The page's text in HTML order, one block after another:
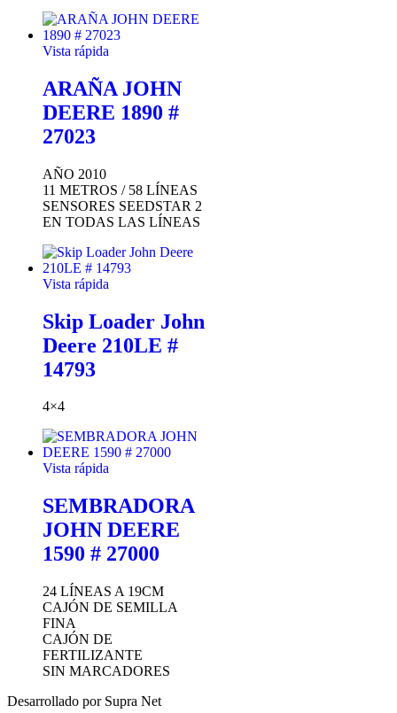
Vista rápida
ARAÑA JOHN
DEERE 1890 #
27023
AÑO 2010
11 METROS / 58 LÍNEAS
SENSORES SEEDSTAR 2
EN TODAS LAS LÍNEAS
Vista rápida
Skip Loader John
Deere 210LE #
14793
4×4
Vista rápida
SEMBRADORA
JOHN DEERE
1590 # 27000
24 LÍNEAS A 19CM
CAJÓN DE SEMILLA
FINA
CAJÓN DE
FERTILIZANTE
SIN MARCADORES
Desarrollado por Supra Net